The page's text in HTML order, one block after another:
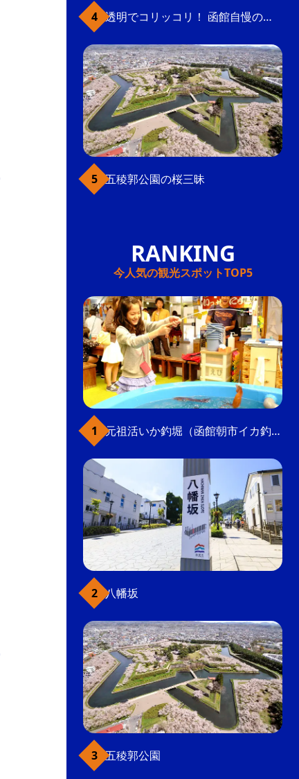
透明でコリッコリ！ 函館自慢のいかをどうぞ
五稜郭公園の桜三昧
今人気の観光スポットTOP5
元祖活いか釣堀（函館朝市イカ釣り体験）
八幡坂
五稜郭公園